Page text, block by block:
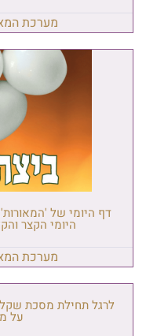
מערכת
דף היומי של
היומי הקצר
מערכת
על